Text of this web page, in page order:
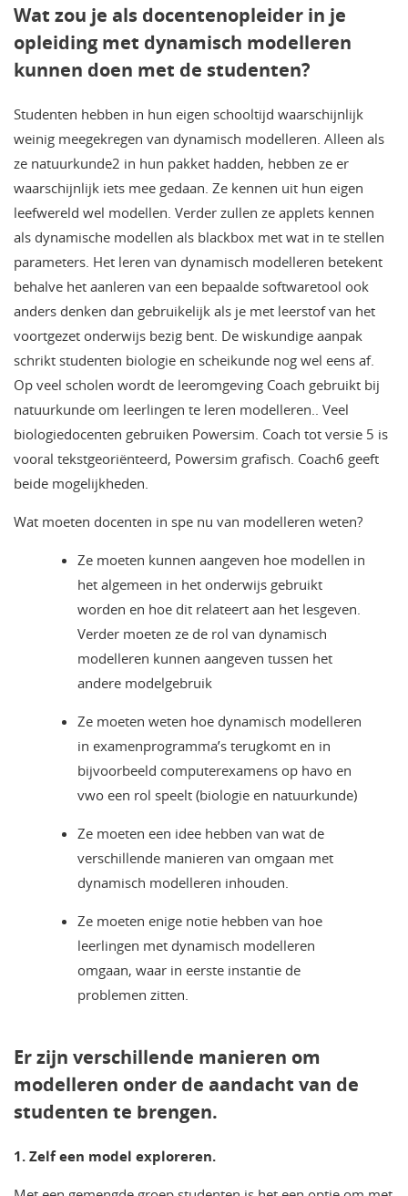
Wat zou je als docentenopleider in je
opleiding met dynamisch modelleren
kunnen doen met de studenten?
Studenten hebben in hun eigen schooltijd waarschijnlijk
weinig meegekregen van dynamisch modelleren. Alleen als
ze natuurkunde2 in hun pakket hadden, hebben ze er
waarschijnlijk iets mee gedaan. Ze kennen uit hun eigen
leefwereld wel modellen. Verder zullen ze applets kennen
als dynamische modellen als blackbox met wat in te stellen
parameters. Het leren van dynamisch modelleren betekent
behalve het aanleren van een bepaalde softwaretool ook
anders denken dan gebruikelijk als je met leerstof van het
voortgezet onderwijs bezig bent. De wiskundige aanpak
schrikt studenten biologie en scheikunde nog wel eens af.
Op veel scholen wordt de leeromgeving Coach gebruikt bij
natuurkunde om leerlingen te leren modelleren.. Veel
biologiedocenten gebruiken Powersim. Coach tot versie 5 is
vooral tekstgeoriënteerd, Powersim grafisch. Coach6 geeft
beide mogelijkheden.
Wat moeten docenten in spe nu van modelleren weten?
Ze moeten kunnen aangeven hoe modellen in
het algemeen in het onderwijs gebruikt
worden en hoe dit relateert aan het lesgeven.
Verder moeten ze de rol van dynamisch
modelleren kunnen aangeven tussen het
andere modelgebruik
Ze moeten weten hoe dynamisch modelleren
in examenprogramma’s terugkomt en in
bijvoorbeeld computerexamens op havo en
vwo een rol speelt (biologie en natuurkunde)
Ze moeten een idee hebben van wat de
verschillende manieren van omgaan met
dynamisch modelleren inhouden.
Ze moeten enige notie hebben van hoe
leerlingen met dynamisch modelleren
omgaan, waar in eerste instantie de
problemen zitten.
Er zijn verschillende manieren om
modelleren onder de aandacht van de
studenten te brengen.
1. Zelf een model exploreren.